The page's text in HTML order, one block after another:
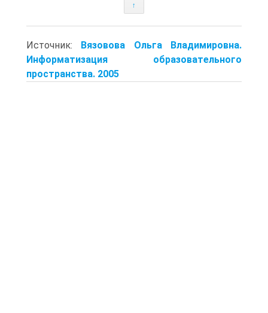
↑
Источник: Вязовова Ольга Владимировна.
Информатизация образовательного
пространства. 2005